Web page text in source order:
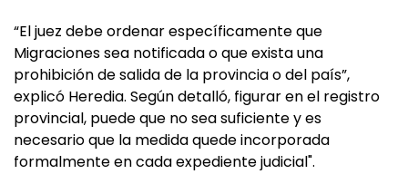
“El juez debe ordenar específicamente que
Migraciones sea notificada o que exista una
prohibición de salida de la provincia o del país”,
explicó Heredia. Según detalló, figurar en el registro
provincial, puede que no sea suficiente y es
necesario que la medida quede incorporada
formalmente en cada expediente judicial".